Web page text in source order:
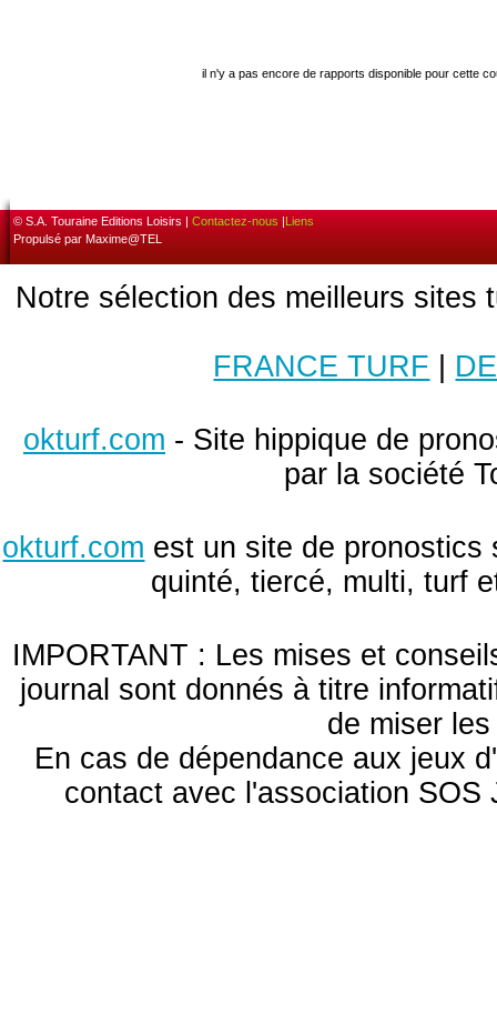
il n'y a pas encore de rapports disponible pour cette
© S.A. Touraine Editions Loisirs | Contactez-nous |Liens
Propulsé par Maxime@TEL
Notre sélection des meilleurs sites
FRANCE TURF
okturf.com - Site hippique de
par la société
okturf.com est un site de pronostics
quinté, tiercé, multi, turf
IMPORTANT : Les mises et
journal sont donnés à titre
de miser
En cas de dépendance aux jeux
contact avec l'association